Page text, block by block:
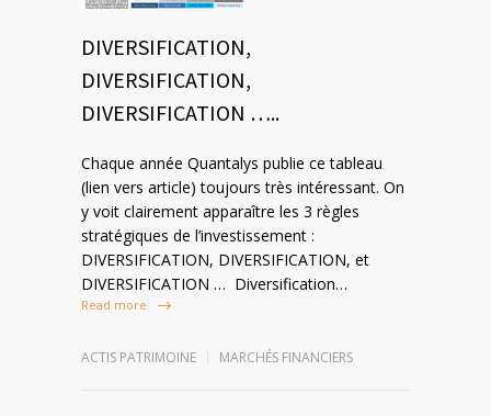
DIVERSIFICATION,
DIVERSIFICATION,
DIVERSIFICATION …..
Chaque année Quantalys publie ce tableau
(lien vers article) toujours très intéressant. On
y voit clairement apparaître les 3 règles
stratégiques de l’investissement :
DIVERSIFICATION, DIVERSIFICATION, et
DIVERSIFICATION … Diversification…
Read more
ACTIS PATRIMOINE MARCHÉS FINANCIERS